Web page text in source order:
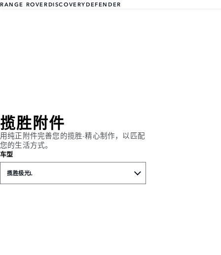
RANGE ROVERDISCOVERYDEFENDER
揽胜附件
用纯正附件完善您的揽胜-精心制作，以匹配
您的生活方式。
车型
揽胜极光L